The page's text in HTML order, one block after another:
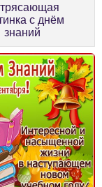
с днём
знаний